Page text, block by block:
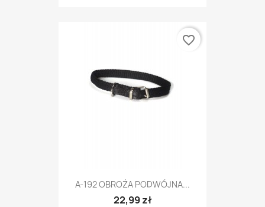
A-192 OBROŻA PODWÓJNA...
22,99 zł
favorite_border